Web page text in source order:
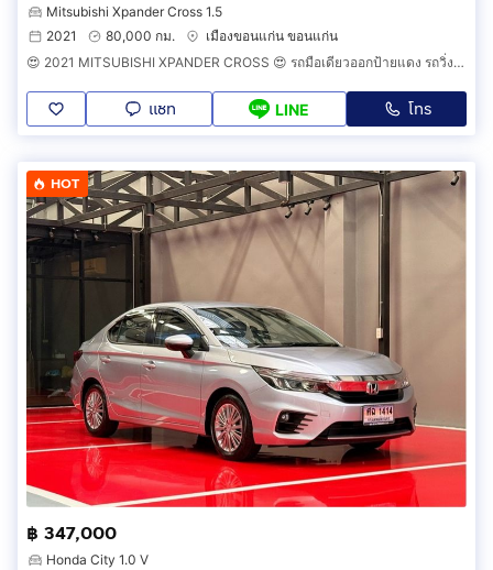
Mitsubishi Xpander Cross 1.5
2021
80,000 กม.
เมืองขอนแก่น ขอนแก่น
😍 2021 MITSUBISHI XPANDER CROSS 😍 รถมือเดียวออกป้ายแดง รถวิ่งน้อย เข้าศูนย์ทุกระยะ ไม่เคยมีอุบัติเหตุครับ
แชท LINE โทร
HOT
฿ 347,000
Honda City 1.0 V